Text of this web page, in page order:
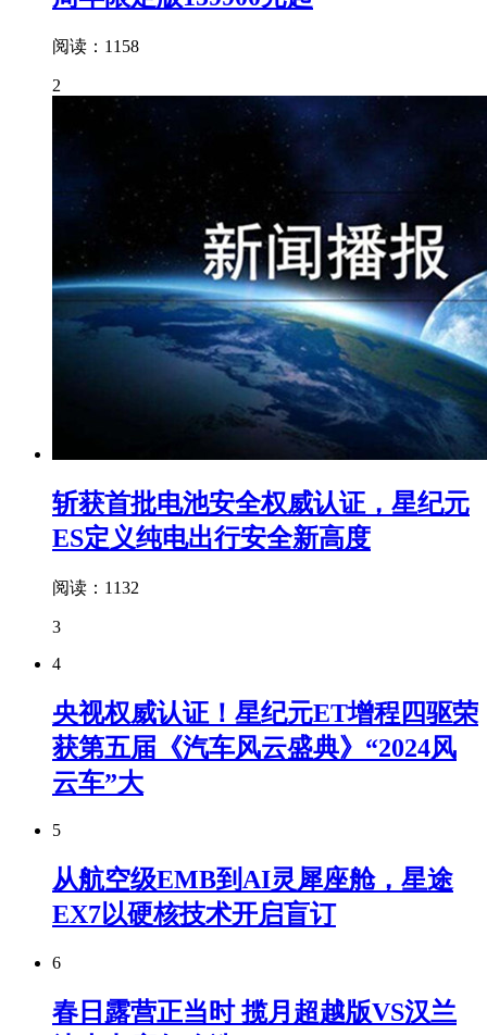
阅读：1158
2
斩获首批电池安全权威认证，星纪元
ES定义纯电出行安全新高度
阅读：1132
3
4
央视权威认证！星纪元ET增程四驱荣
获第五届《汽车风云盛典》“2024风
云车”大
5
从航空级EMB到AI灵犀座舱，星途
EX7以硬核技术开启盲订
6
春日露营正当时 揽月超越版VS汉兰